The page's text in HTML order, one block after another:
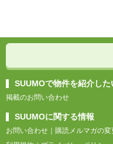
SUUMOで物件を紹介した
掲載のお問い合わせ
SUUMOに関する情報
お問い合わせ
購読メルマガの変